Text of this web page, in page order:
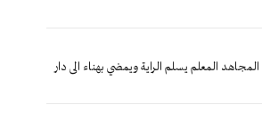
المعلم يسلم الراية ويمضي بهناء الى دار